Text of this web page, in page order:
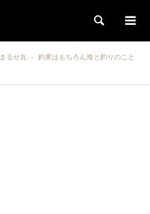
検索
まるせ丸 － 釣果はもちろん海と釣りのこと